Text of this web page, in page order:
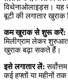
विथेनाओलाइड्स। यह
बूटी की लगातार खुराक
कम खुराक से शुरू करें:
मिलीग्राम लेकर
खुराक बढ़ा सकते हैं।
इसे लगातार लें:
कई हफ्तों या महीनों तक